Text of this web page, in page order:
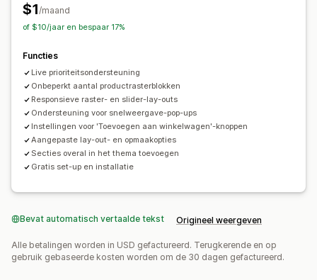
$1/maand
of $10/jaar en bespaar 17%
Functies
Live prioriteitsondersteuning
Onbeperkt aantal productrasterblokken
Responsieve raster- en slider-lay-outs
Ondersteuning voor snelweergave-pop-ups
Instellingen voor 'Toevoegen aan winkelwagen'-knoppen
Aangepaste lay-out- en opmaakopties
Secties overal in het thema toevoegen
Gratis set-up en installatie
Bevat automatisch vertaalde tekst Origineel weergeven
Alle betalingen worden in USD gefactureerd. Terugkerende en op
gebruik gebaseerde kosten worden om de 30 dagen gefactureerd.